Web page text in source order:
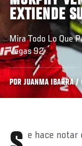
EXTIENDE
Mira Todo Lo Que
Vegas 92
POR JUANMA IBARRA